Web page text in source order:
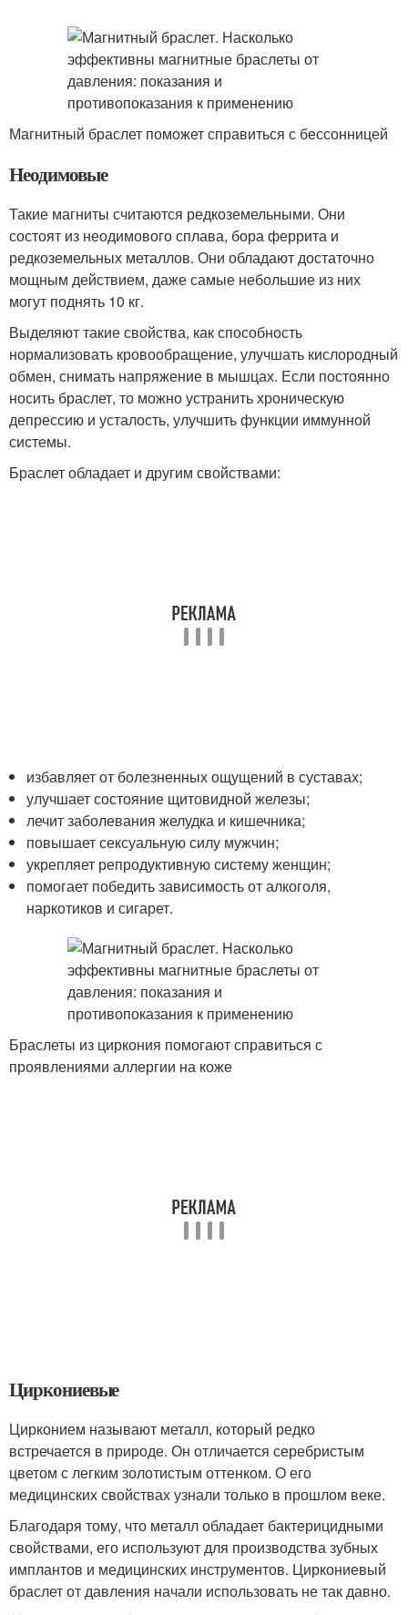
Магнитный браслет поможет справиться с бессонницей
Неодимовые
Такие магниты считаются редкоземельными. Они
состоят из неодимового сплава, бора феррита и
редкоземельных металлов. Они обладают достаточно
мощным действием, даже самые небольшие из них
могут поднять 10 кг.
Выделяют такие свойства, как способность
нормализовать кровообращение, улучшать кислородный
обмен, снимать напряжение в мышцах. Если постоянно
носить браслет, то можно устранить хроническую
депрессию и усталость, улучшить функции иммунной
системы.
Браслет обладает и другим свойствами:
избавляет от болезненных ощущений в суставах;
улучшает состояние щитовидной железы;
лечит заболевания желудка и кишечника;
повышает сексуальную силу мужчин;
укрепляет репродуктивную систему женщин;
помогает победить зависимость от алкоголя,
наркотиков и сигарет.
Браслеты из циркония помогают справиться с
проявлениями аллергии на коже
Циркониевые
Цирконием называют металл, который редко
встречается в природе. Он отличается серебристым
цветом с легким золотистым оттенком. О его
медицинских свойствах узнали только в прошлом веке.
Благодаря тому, что металл обладает бактерицидными
свойствами, его используют для производства зубных
имплантов и медицинских инструментов. Циркониевый
браслет от давления начали использовать не так давно.